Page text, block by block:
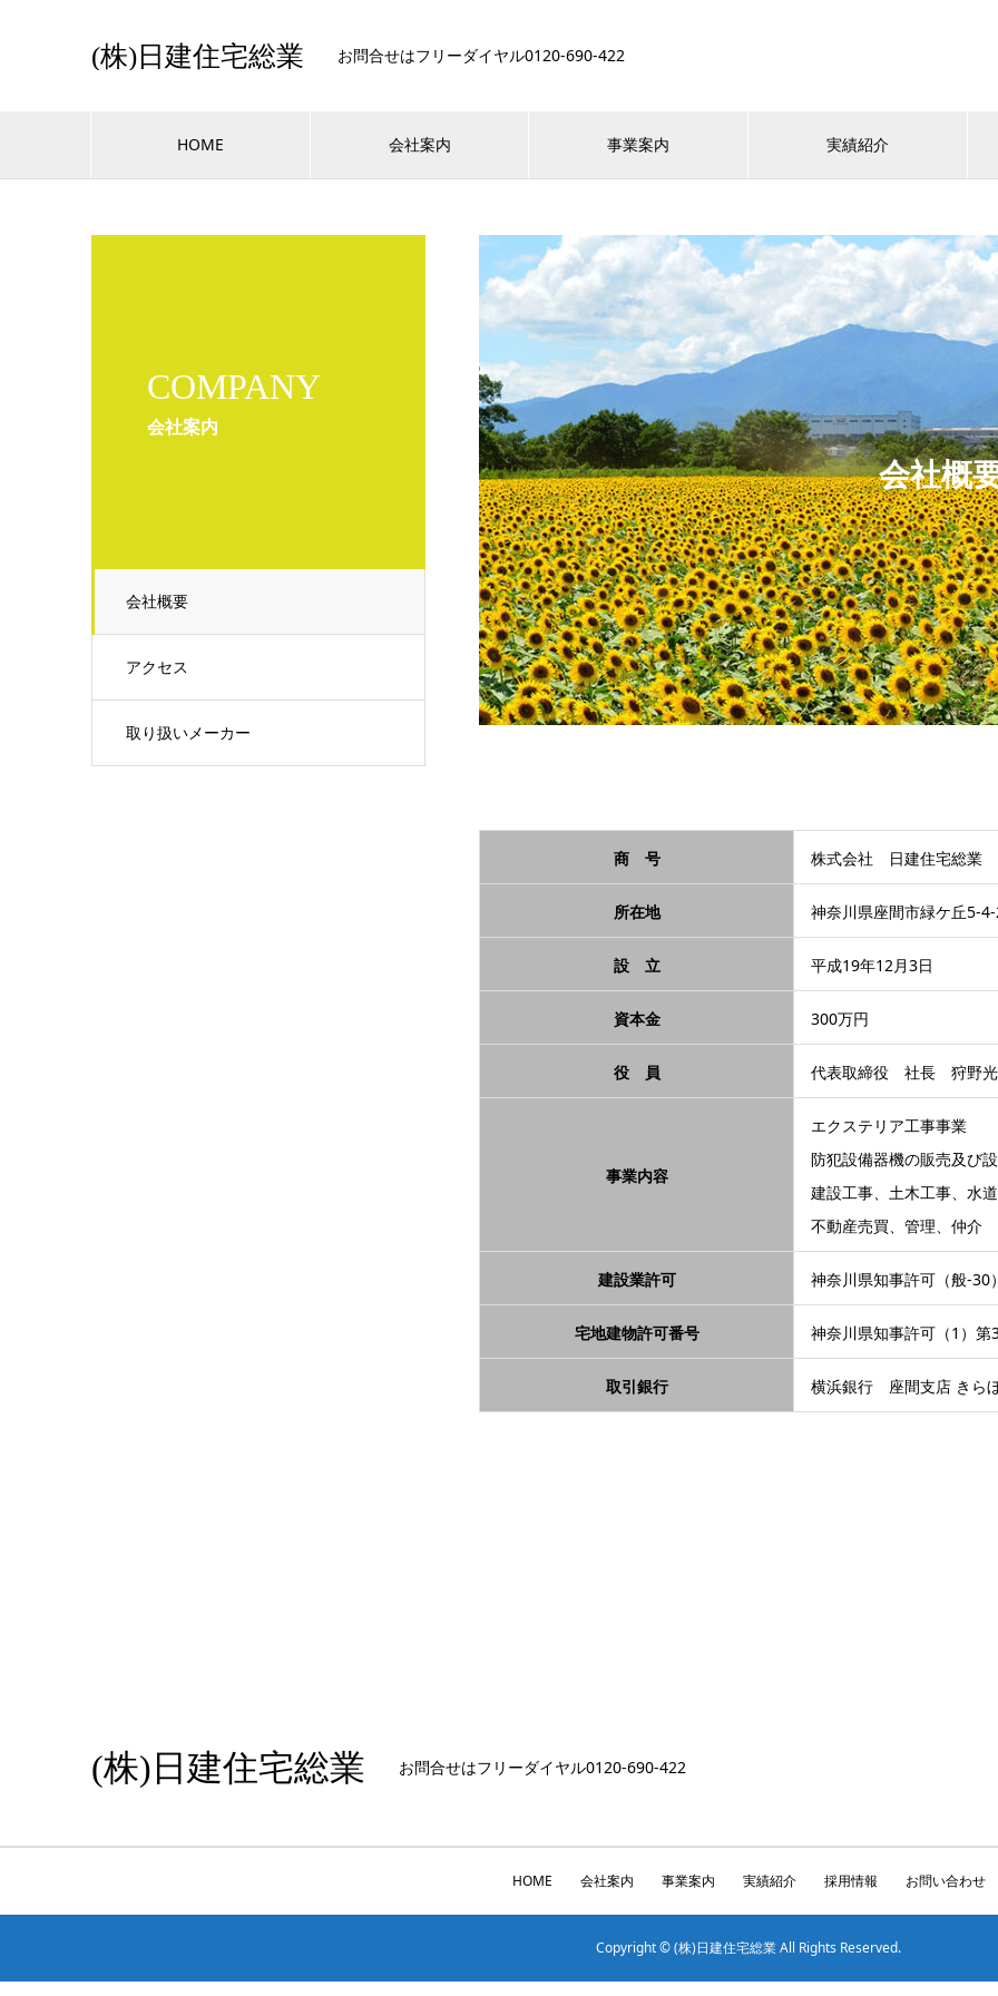
(株)日建住宅総業 お問合せはフリーダイヤル0120-690-422
HOME 会社案内 事業案内 実績紹介
COMPANY
会社案内
会社概要
アクセス
取り扱いメーカー
会社概
商 号 株式会社 日建住宅総業
所在地 神奈川県座間市緑ケ丘5-
設 立 平成19年12月3日
資本金 300万円
役 員 代表取締役 社長 狩野
事業内容
エクステリア工事事業
防犯設備器機の販売及び
建設工事、土木工事、水
不動産売買、管理、仲介
建設業許可 神奈川県知事許可（般-30
宅地建物許可番号 神奈川県知事許可（1）第
取引銀行 横浜銀行 座間支店 きら
(株)日建住宅総業 お問合せはフリーダイヤル0120-690-422
HOME 会社案内 事業案内 実績紹介 採用情報 お問い合わせ
Copyright © (株)日建住宅総業 All Rights Reserved.